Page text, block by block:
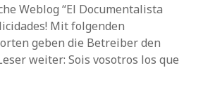
Weblog “El Documentalista
Mit folgenden
geben die Betreiber den
weiter: Sois vosotros los que